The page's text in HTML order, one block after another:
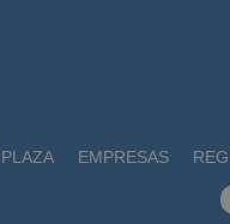
EMPRESAS